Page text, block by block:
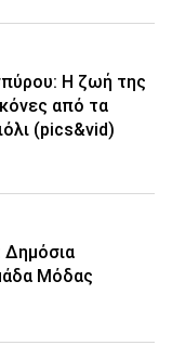
Η ζωή της
από τα
(pics&vid)
Δημόσια
Μόδας